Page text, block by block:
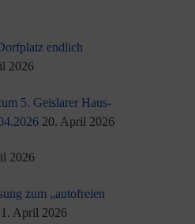
endlich
2026
5. Geislarer Haus-
20. April 2026
2026
zum „autofreien
1. April 2026